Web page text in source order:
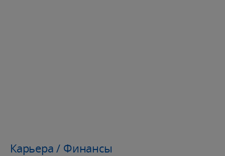
Карьера / Финансы